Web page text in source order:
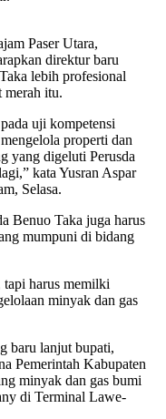
Paser Utara,
direktur baru
lebih profesional
merah itu.
uji kompetensi
properti dan
yang digeluti Perusda
kata Yusran Aspar
Selasa.
Benuo Taka juga harus
mumpuni di bidang
tapi harus memilki
minyak dan gas
baru lanjut bupati,
Pemerintah Kabupaten
minyak dan gas bumi
di Terminal Lawe-